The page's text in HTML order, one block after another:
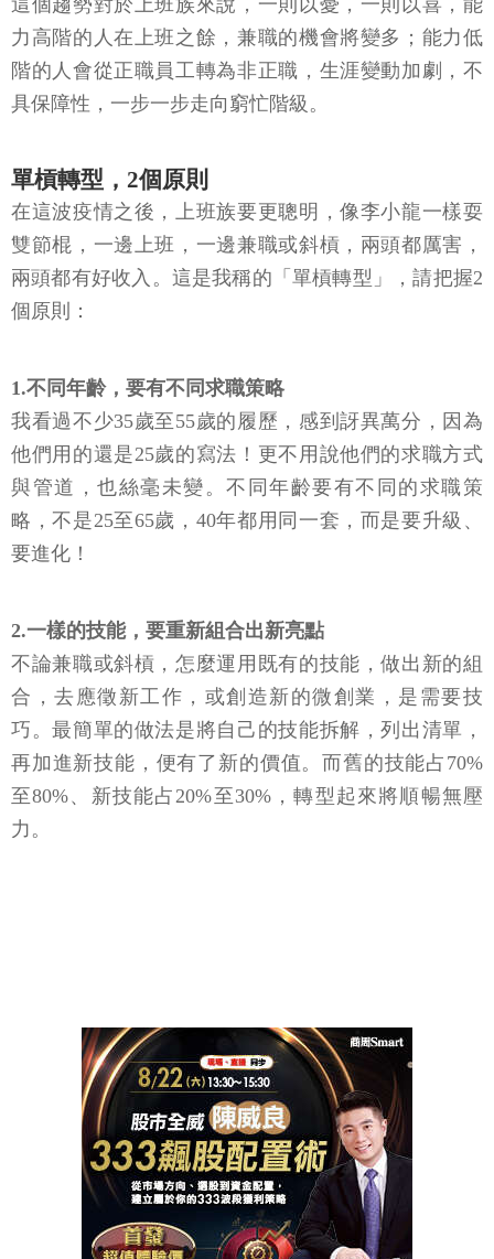
這個趨勢對於上班族來說，一則以憂，一則以喜，能
力高階的人在上班之餘，兼職的機會將變多；能力低
階的人會從正職員工轉為非正職，生涯變動加劇，不
具保障性，一步一步走向窮忙階級。
單槓轉型，2個原則
在這波疫情之後，上班族要更聰明，像李小龍一樣耍
雙節棍，一邊上班，一邊兼職或斜槓，兩頭都厲害，
兩頭都有好收入。這是我稱的「單槓轉型」，請把握2
個原則：
1.不同年齡，要有不同求職策略
我看過不少35歲至55歲的履歷，感到訝異萬分，因為
他們用的還是25歲的寫法！更不用說他們的求職方式
與管道，也絲毫未變。不同年齡要有不同的求職策
略，不是25至65歲，40年都用同一套，而是要升級、
要進化！
2.一樣的技能，要重新組合出新亮點
不論兼職或斜槓，怎麼運用既有的技能，做出新的組
合，去應徵新工作，或創造新的微創業，是需要技
巧。最簡單的做法是將自己的技能拆解，列出清單，
再加進新技能，便有了新的價值。而舊的技能占70%
至80%、新技能占20%至30%，轉型起來將順暢無壓
力。